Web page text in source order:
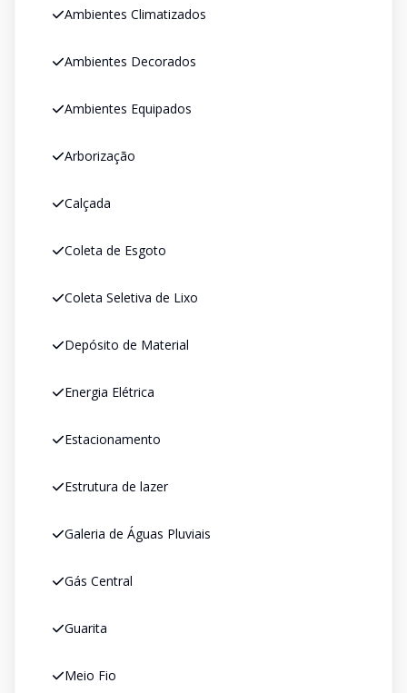
Ambientes Climatizados
Ambientes Decorados
Ambientes Equipados
Arborização
Calçada
Coleta de Esgoto
Coleta Seletiva de Lixo
Depósito de Material
Energia Elétrica
Estacionamento
Estrutura de lazer
Galeria de Águas Pluviais
Gás Central
Guarita
Meio Fio